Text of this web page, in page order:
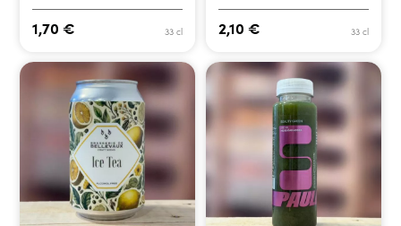
33 cl
1,70€ 33 cl
2,10 €